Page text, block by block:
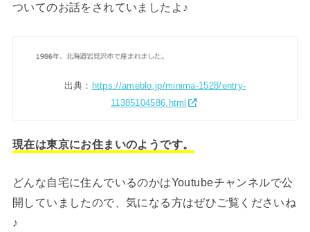
ついてのお話をされていましたよ♪
出典： https://ameblo.jp/minima-1528/entry-
11385104586.html
現在は東京にお住まいのようです。
どんな自宅に住んでいるのかはYoutubeチャンネルで公
開していましたので、気になる方はぜひご覧くださいね
♪